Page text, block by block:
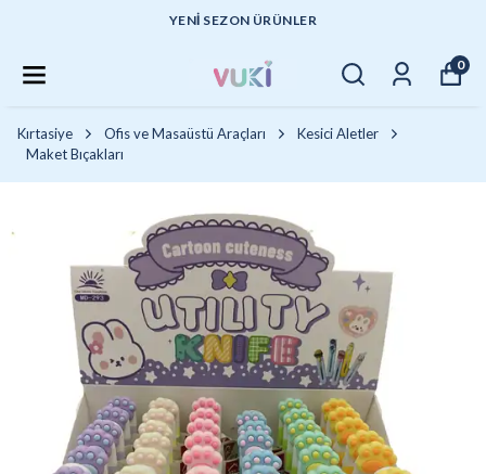
YENI SEZON ÜRÜNLER
0
Kırtasiye Ofis ve Masaüstü Araçları
Kesici Aletler
Maket Bıçakları